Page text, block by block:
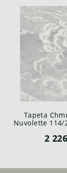
Tapeta
Nuvolette 114/
2